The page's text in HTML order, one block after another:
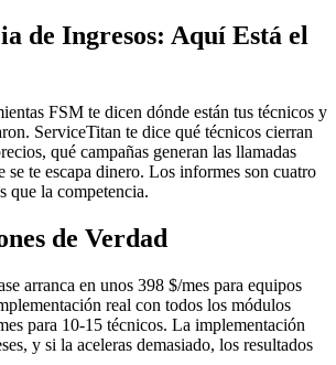
de Ingresos: Aquí Está el
FSM te dicen dónde están tus técnicos y
ServiceTitan te dice qué técnicos cierran
qué campañas generan las llamadas
se te escapa dinero. Los informes son cuatro
que la competencia.
de Verdad
arranca en unos 398 $/mes para equipos
real con todos los módulos
para 10-15 técnicos. La implementación
y si la aceleras demasiado, los resultados